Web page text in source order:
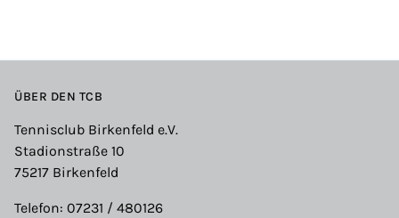
ÜBER DEN TCB
Tennisclub Birkenfeld e.V.
Stadionstraße 10
75217 Birkenfeld
Telefon: 07231 / 480126